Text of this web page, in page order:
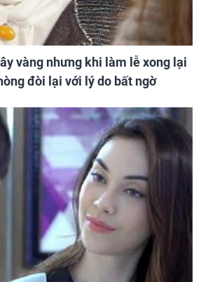
vàng nhưng khi làm lễ xong lại
đòi lại với lý do bất ngờ